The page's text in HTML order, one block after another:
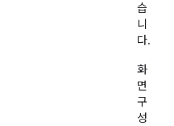
습
니
다.
화
면
구
성